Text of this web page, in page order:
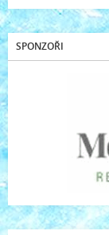
SPONZOŘI